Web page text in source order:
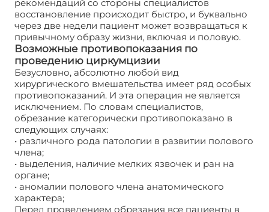
рекомендаций со стороны специалистов
восстановление происходит быстро, и буквально
через две недели пациент может возвращаться к
привычному образу жизни, включая и половую.
Возможные противопоказания по
проведению циркумцизии
Безусловно, абсолютно любой вид
хирургического вмешательства имеет ряд особых
противопоказаний. И эта операция не является
исключением. По словам специалистов,
обрезание категорически противопоказано в
следующих случаях:
• различного рода патологии в развитии полового
члена;
• выделения, наличие мелких язвочек и ран на
органе;
• аномалии полового члена анатомического
характера;
Перед проведением обрезания все пациенты в